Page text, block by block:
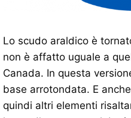
Lo scudo araldico è
non è affatto uguale a
Canada. In questa
base arrotondata. E
quindi altri elementi